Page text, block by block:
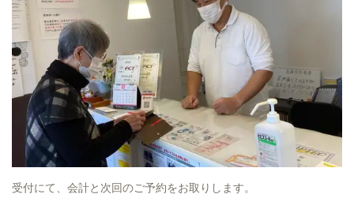
受付にて、会計と次回のご予約をお取りします。